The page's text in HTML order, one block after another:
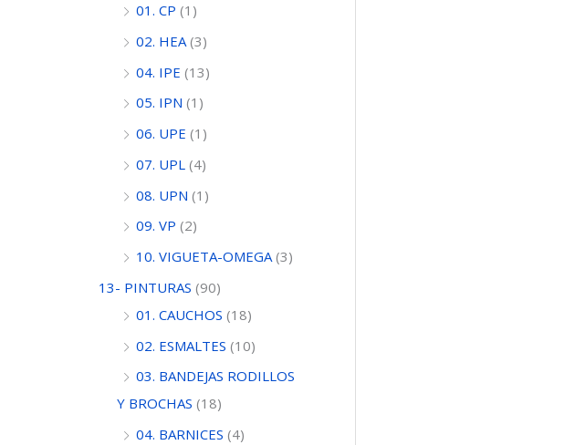
01. CP (1)
02. HEA (3)
04. IPE (13)
05. IPN (1)
06. UPE (1)
07. UPL (4)
08. UPN (1)
09. VP (2)
10. VIGUETA-OMEGA (3)
13- PINTURAS (90)
01. CAUCHOS (18)
02. ESMALTES (10)
03. BANDEJAS RODILLOS
Y BROCHAS (18)
04. BARNICES (4)